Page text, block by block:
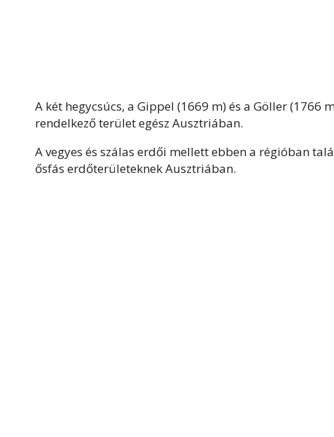
A két hegycsúcs, a Gippel (1669 m) és a Göller
rendelkező terület egész Ausztriában.
A vegyes és szálas erdői mellett ebben a régióban
ősfás erdőterületeknek Ausztriában.